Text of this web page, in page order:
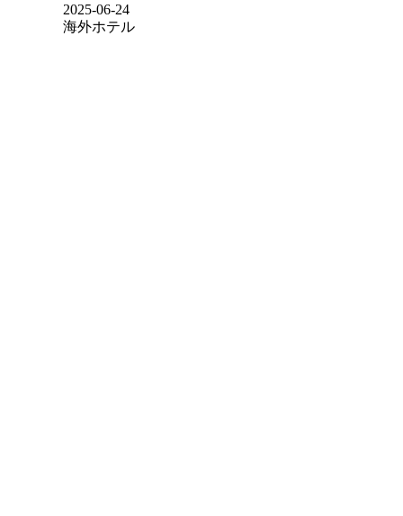
2025-06-24
海外ホテル